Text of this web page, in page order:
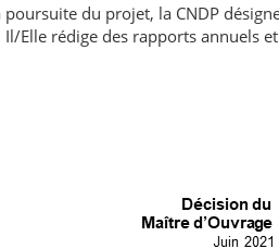
du projet, la CNDP
Elle rédige des rapports annuels